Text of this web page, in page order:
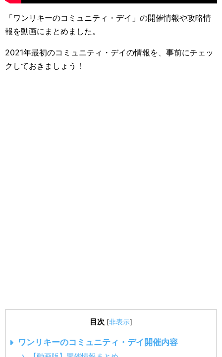
「ワンリキーのコミュニティ・デイ」の開催情報や攻略情
報を動画にまとめました。
2021年最初のコミュニティ・デイの情報を、事前にチェッ
クしておきましょう！
目次 [非表示]
ワンリキーのコミュニティ・デイ開催内容